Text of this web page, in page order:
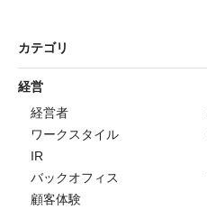
カテゴリ
経営
経営者
ワークスタイル
IR
バックオフィス
顧客体験